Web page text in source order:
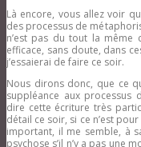
Là encore, vous allez voir
des processus de
n’est pas du tout la même
efficace, sans doute, dans
j’essaierai de faire ce soir.
Nous dirons donc, que ce
suppléance aux processus
dire cette écriture très
détail ce soir, si ce n’est
important, il me semble, à
psychose s’il n’y a pas une